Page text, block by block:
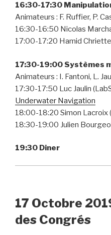
16:30-17:30
Animateurs : F. Ruffier, P.
16:30-16:50 Nicolas
17:00-17:20 Hamid
17:30-19:00 Systèmes
Animateurs : I. Fantoni, L.
17:30-17:50 Luc Jaulin
Underwater Navigation
18:00-18:20 Simon Lacroix
18:30-19:00 Julien
19:30 Diner
17 Octobre
des Congrés